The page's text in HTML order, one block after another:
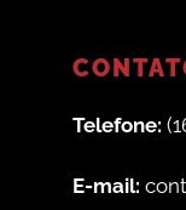
Telefone:
E-mail: